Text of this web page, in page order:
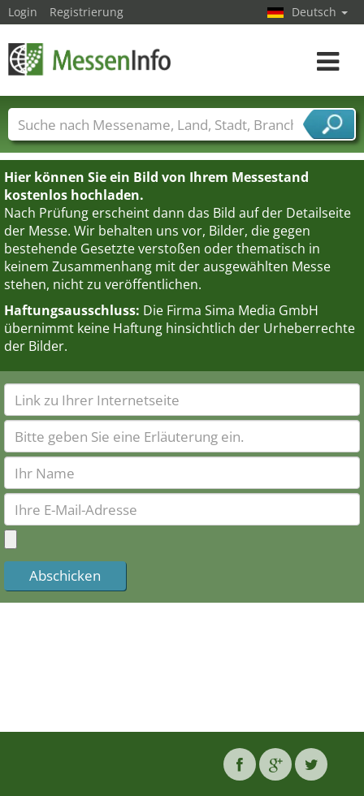
Hier können Sie ein Bild von Ihrem Messestand
kostenlos hochladen.
Nach Prüfung erscheint dann das Bild auf der Detailseite
der Messe. Wir behalten uns vor, Bilder, die gegen
bestehende Gesetzte verstoßen oder thematisch in
keinem Zusammenhang mit der ausgewählten Messe
stehen, nicht zu veröffentlichen.
Haftungsausschluss: Die Firma Sima Media GmbH
übernimmt keine Haftung hinsichtlich der Urheberrechte
der Bilder.
Login Registrierung Deutsch
Toggle
Messenamen Länder Städte
Branchen
Dienstleisterbranchen